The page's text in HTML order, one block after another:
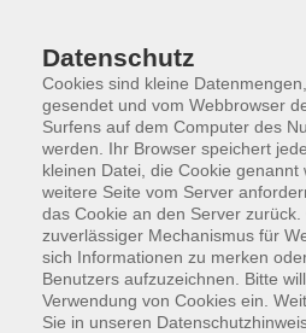
Skip to main content
Hobby und
Datenschutz
Cookies sind kleine
gesendet und vom Webbrowser
Surfens auf dem Computer des
werden. Ihr Browser speichert
kleinen Datei, die Cookie genannt
weitere Seite vom Server
das Cookie an den Server
zuverlässiger Mechanismus für
sich Informationen zu merken
Benutzers aufzuzeichnen. Bitte
Verwendung von Cookies ein.
Sie in unseren